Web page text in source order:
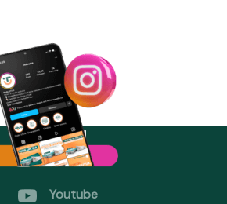
¡Síganos!
Instagram
Youtube